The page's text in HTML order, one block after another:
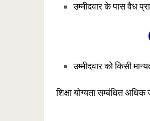
उम्मीदवार के पास वैध
उम्मीदवार को किसी
शिक्षा योग्यता सम्बंधित